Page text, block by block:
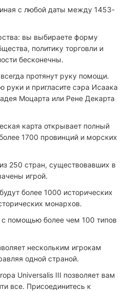
с любой даты между 1453-
вы выбираете форму
политику торговли и
бесконечны.
протянут руку помощи.
руки и пригласите сэра Исаака
Моцарта или Рене Декарта
карта открывает полный
1700 провинций и морских
250 стран, существовавших в
игрой.
более 1000 исторических
монархов.
помощью более чем 100 типов
нескольким игрокам
одной страной.
Universalis III позволяет вам
все. Присоединитесь к